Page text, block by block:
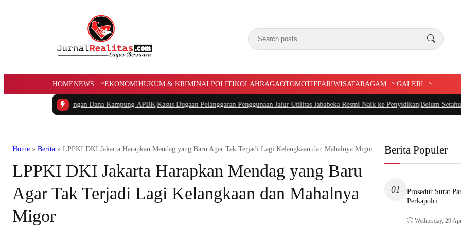
HOMENEWS EKONOMIHUKUM & KRIMINALPOLITIKOLAHRAGAOTOMOTIFPARIWISATARAGAM GALERI
Dana Kampung APBK|Kasus Dugaan Pelanggaran Penggunaan Jalur Utilitas Jababeka Resmi Naik ke Penyidikan |Belum Setahun Aspal Sudah
Home » Berita » LPPKI DKI Jakarta Harapkan Mendag yang Baru Agar Tak Terjadi Lagi Kelangkaan dan Mahalnya Migor
LPPKI DKI Jakarta Harapkan Mendag yang Baru
Agar Tak Terjadi Lagi Kelangkaan dan Mahalnya
Migor
Berita Populer
01
Prosedur Surat
Perkapolri
Wednesday, 29